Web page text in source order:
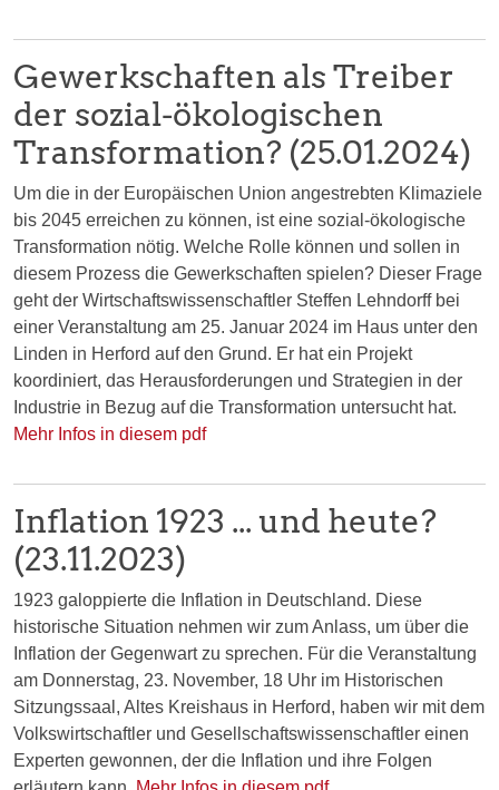
Gewerkschaften als Treiber
der sozial-ökologischen
Transformation? (25.01.2024)
Um die in der Europäischen Union angestrebten Klimaziele
bis 2045 erreichen zu können, ist eine sozial-ökologische
Transformation nötig. Welche Rolle können und sollen in
diesem Prozess die Gewerkschaften spielen? Dieser Frage
geht der Wirtschaftswissenschaftler Steffen Lehndorff bei
einer Veranstaltung am 25. Januar 2024 im Haus unter den
Linden in Herford auf den Grund. Er hat ein Projekt
koordiniert, das Herausforderungen und Strategien in der
Industrie in Bezug auf die Transformation untersucht hat.
Mehr Infos in diesem pdf
Inflation 1923 ... und heute?
(23.11.2023)
1923 galoppierte die Inflation in Deutschland. Diese
historische Situation nehmen wir zum Anlass, um über die
Inflation der Gegenwart zu sprechen. Für die Veranstaltung
am Donnerstag, 23. November, 18 Uhr im Historischen
Sitzungssaal, Altes Kreishaus in Herford, haben wir mit dem
Volkswirtschaftler und Gesellschaftswissenschaftler einen
Experten gewonnen, der die Inflation und ihre Folgen